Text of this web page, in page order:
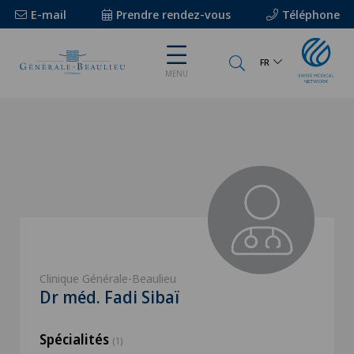
E-mail Prendre rendez-vous Téléphone
MENU
FR
Clinique Générale-Beaulieu
Dr méd. Fadi Sibaï
Spécialités (1)